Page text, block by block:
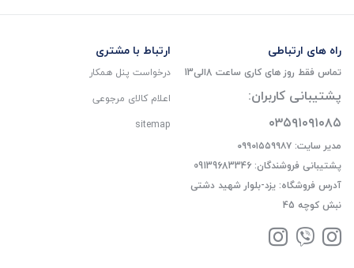
راه های ارتباطی
تماس فقط روز های کاری ساعت 8الی13
پشتیبانی کاربران:
۰۳۵۹۱۰۹۱۰۸۵
مدیر سایت: ۰۹۹۰۱۵۵۹۹۸۷
پشتیبانی فروشندگان: 09139683346
آدرس فروشگاه: یزد-بلوار شهید دشتی
نبش کوچه 45
ارتباط با مشتری
درخواست پنل همکار
اعلام کالای مرجوعی
sitemap